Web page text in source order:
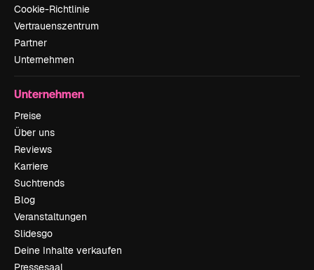
Cookie-Richtlinie
Vertrauenszentrum
Partner
Unternehmen
Unternehmen
Preise
Über uns
Reviews
Karriere
Suchtrends
Blog
Veranstaltungen
Slidesgo
Deine Inhalte verkaufen
Pressesaal